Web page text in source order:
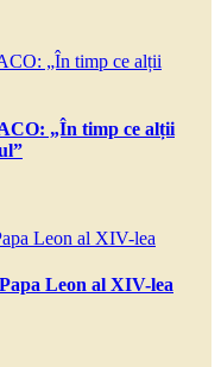
„În timp ce alții
Leon al XIV-lea